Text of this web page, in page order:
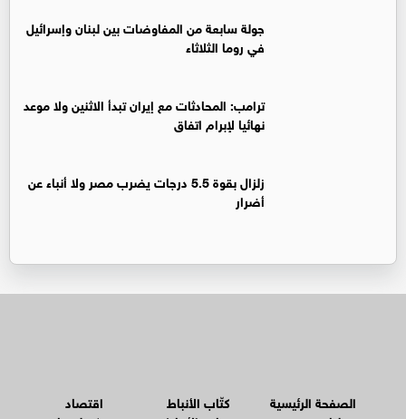
جولة سابعة من المفاوضات بين لبنان وإسرائيل
في روما الثلاثاء
ترامب: المحادثات مع إيران تبدأ الاثنين ولا موعد
نهائيا لإبرام اتفاق
زلزال بقوة 5.5 درجات يضرب مصر ولا أنباء عن
أضرار
الصفحة الرئيسية
كتّاب الأنباط
اقتصاد